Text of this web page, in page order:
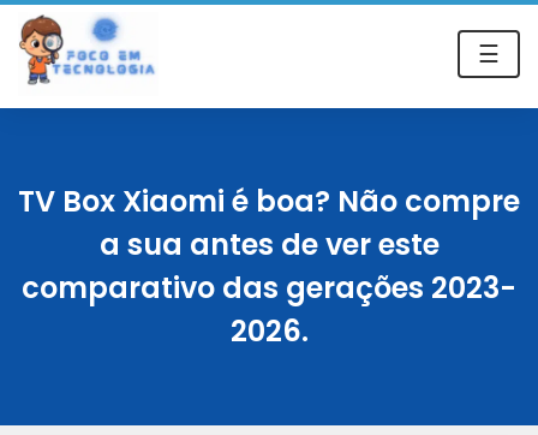
☰
TV Box Xiaomi é boa? Não compre
a sua antes de ver este
comparativo das gerações 2023-
2026.